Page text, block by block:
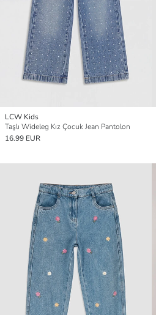
LCW Kids
Taşlı Wideleg Kız Çocuk Jean Pantolon
16.99 EUR